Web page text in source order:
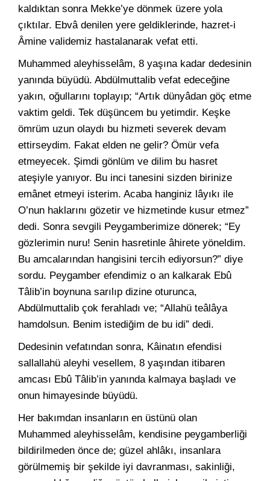
kaldıktan sonra Mekke’ye dönmek üzere yola
çıktılar. Ebvâ denilen yere geldiklerinde, hazret-i
Âmine validemiz hastalanarak vefat etti.
Muhammed aleyhisselâm, 8 yaşına kadar dedesinin
yanında büyüdü. Abdülmuttalib vefat edeceğine
yakın, oğullarını toplayıp; “Artık dünyâdan göç etme
vaktim geldi. Tek düşüncem bu yetimdir. Keşke
ömrüm uzun olaydı bu hizmeti severek devam
ettirseydim. Fakat elden ne gelir? Ömür vefa
etmeyecek. Şimdi gönlüm ve dilim bu hasret
ateşiyle yanıyor. Bu inci tanesini sizden birinize
emânet etmeyi isterim. Acaba hanginiz lâyıkı ile
O’nun haklarını gözetir ve hizmetinde kusur etmez”
dedi. Sonra sevgili Peygamberimize dönerek; “Ey
gözlerimin nuru! Senin hasretinle âhirete yöneldim.
Bu amcalarından hangisini tercih ediyorsun?” diye
sordu. Peygamber efendimiz o an kalkarak Ebû
Tâlib’in boynuna sarılıp dizine oturunca,
Abdülmuttalib çok ferahladı ve; “Allahü teâlâya
hamdolsun. Benim istediğim de bu idi” dedi.
Dedesinin vefatından sonra, Kâinatın efendisi
sallallahü aleyhi vesellem, 8 yaşından itibaren
amcası Ebû Tâlib’in yanında kalmaya başladı ve
onun himayesinde büyüdü.
Her bakımdan insanların en üstünü olan
Muhammed aleyhisselâm, kendisine peygamberliği
bildirilmeden önce de; güzel ahlâkı, insanlara
görülmemiş bir şekilde iyi davranması, sakinliği,